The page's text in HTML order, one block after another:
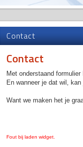
Contact
Contact
Met onderstaand
En wanneer je dat wil,
Want we maken het je
Fout bij laden widget.